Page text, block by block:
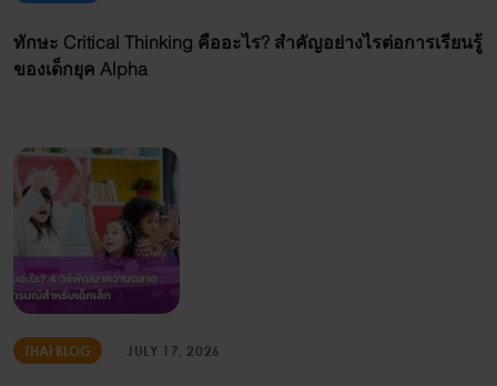
ทักษะ Critical Thinking คืออะไร? สำคัญอย่างไรต่อการเรียนรู้
ของเด็กยุค Alpha
THAI BLOG JULY 17, 2026